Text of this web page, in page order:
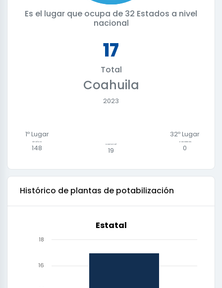
Es el lugar que ocupa de 32 Estados a nivel
nacional
17
Total
Coahuila
2023
1º Lugar
Sinaloa
148 Nacional
19
32º Lugar
Zacatecas
0
Histórico de plantas de potabilización
Estatal
16
18